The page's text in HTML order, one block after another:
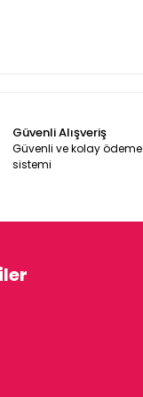
Güvenli Alışveriş
Güvenli ve kolay ödeme
sistemi